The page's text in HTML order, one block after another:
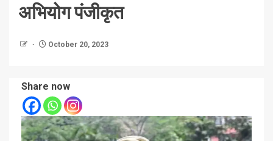
अभियोग पंजीकृत
October 20, 2023
Share now